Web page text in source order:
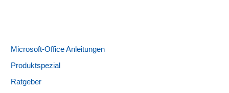
Microsoft-Office Anleitungen
Produktspezial
Ratgeber